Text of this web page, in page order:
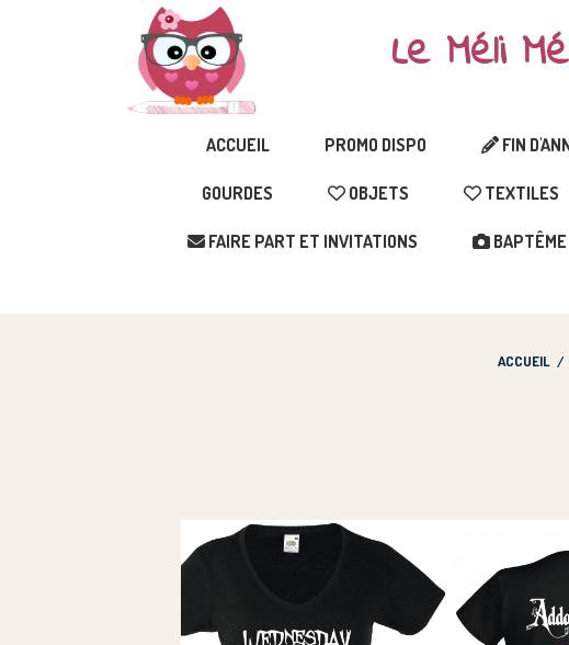
Le Méli
ACCUEIL PROMO DISPO FIN
GOURDES OBJETS TEXTILES
FAIRE PART ET INVITATIONS BAPTÊME
ACCUEIL